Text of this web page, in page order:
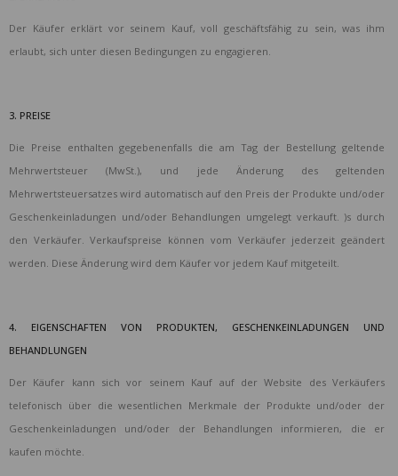
Der Käufer erklärt vor seinem Kauf, voll geschäftsfähig zu sein, was ihm
erlaubt, sich unter diesen Bedingungen zu engagieren.
3. PREISE
Die Preise enthalten gegebenenfalls die am Tag der Bestellung geltende
Mehrwertsteuer (MwSt.), und jede Änderung des geltenden
Mehrwertsteuersatzes wird automatisch auf den Preis der Produkte und/oder
Geschenkeinladungen und/oder Behandlungen umgelegt verkauft. )s durch
den Verkäufer. Verkaufspreise können vom Verkäufer jederzeit geändert
werden. Diese Änderung wird dem Käufer vor jedem Kauf mitgeteilt.
4. EIGENSCHAFTEN VON PRODUKTEN, GESCHENKEINLADUNGEN UND
BEHANDLUNGEN
Der Käufer kann sich vor seinem Kauf auf der Website des Verkäufers
telefonisch über die wesentlichen Merkmale der Produkte und/oder der
Geschenkeinladungen und/oder der Behandlungen informieren, die er
kaufen möchte.